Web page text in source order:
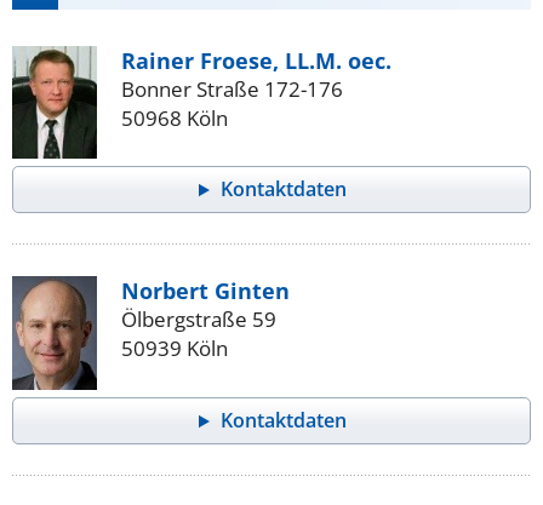
Rainer Froese, LL.M. oec.
Bonner Straße 172-176
50968 Köln
Kontaktdaten
Norbert Ginten
Ölbergstraße 59
50939 Köln
Kontaktdaten